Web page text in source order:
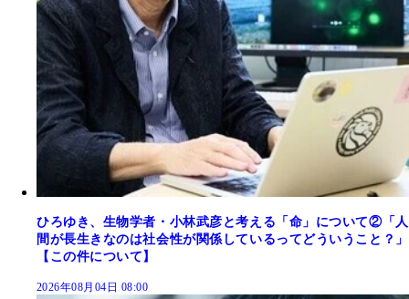
ひろゆき、生物学者・小林武彦と考える「命」について②「人
間が長生きなのは社会性が関係しているってどういうこと？」
【この件について】
2026年08月04日 08:00